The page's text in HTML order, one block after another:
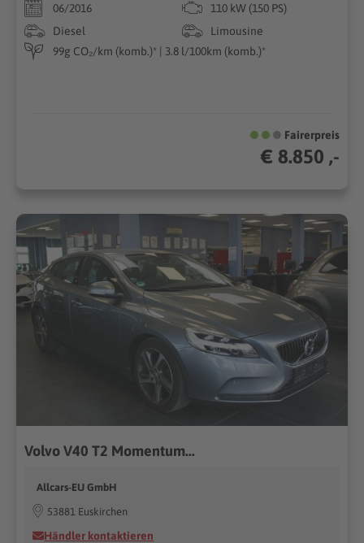
06/2016
110 kW (150 PS)
Diesel
Limousine
99g CO₂/km (komb.)* | 3.8 l/100km (komb.)*
Fairerpreis
€ 8.850 ,-
Volvo V40 T2 Momentum...
Allcars-EU GmbH
53881 Euskirchen
Händler kontaktieren